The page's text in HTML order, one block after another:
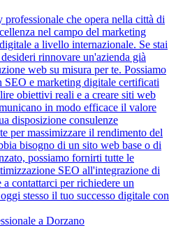
che opera nella città di
nel campo del marketing
a livello internazionale. Se stai
rinnovare un'azienda già
web su misura per te. Possiamo
e marketing digitale certificati
obiettivi reali e a creare siti web
in modo efficace il valore
disposizione consulenze
per massimizzare il rendimento del
bisogno di un sito web base o di
possiamo fornirti tutte le
SEO all'integrazione di
contattarci per richiedere un
stesso il tuo successo digitale con
a Dorzano